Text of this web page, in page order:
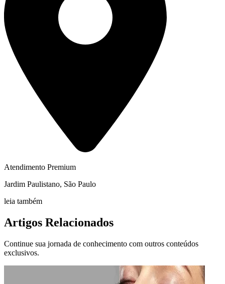
Atendimento Premium
Jardim Paulistano, São Paulo
leia também
Artigos Relacionados
Continue sua jornada de conhecimento com outros conteúdos
exclusivos.